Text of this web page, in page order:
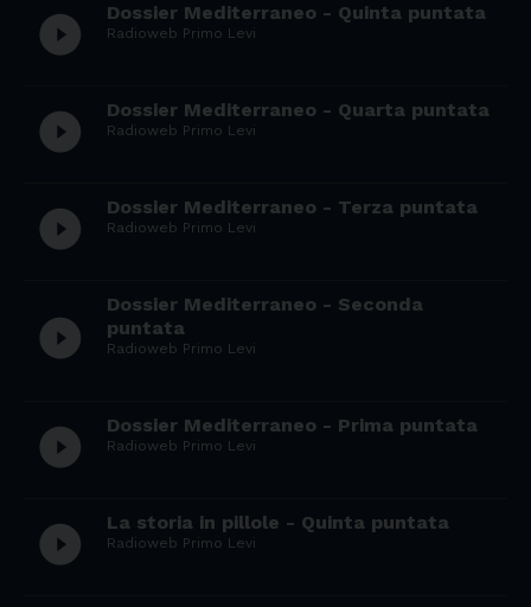
play_circle_filled Dossier Mediterraneo - Quinta puntata
Radioweb Primo Levi
play_circle_filled Dossier Mediterraneo - Quarta puntata
Radioweb Primo Levi
play_circle_filled Dossier Mediterraneo - Terza puntata
Radioweb Primo Levi
play_circle_filled
Dossier Mediterraneo - Seconda
puntata
Radioweb Primo Levi
play_circle_filled Dossier Mediterraneo - Prima puntata
Radioweb Primo Levi
play_circle_filled La storia in pillole - Quinta puntata
Radioweb Primo Levi